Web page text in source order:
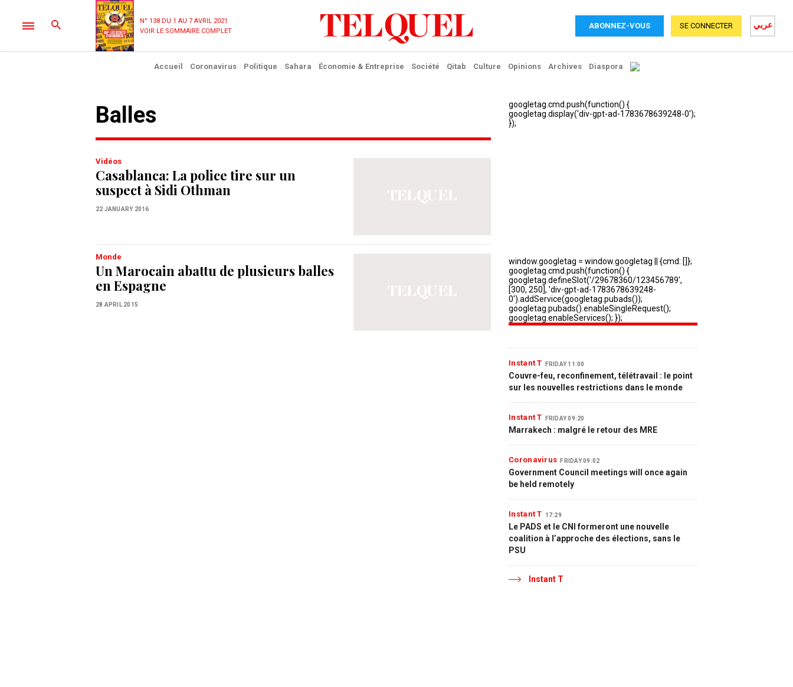
N° 138 DU 1 AU 7 AVRIL 2021
VOIR LE SOMMAIRE COMPLET
ABONNEZ-VOUS عربي SE CONNECTER
Accueil Coronavirus Politique Sahara Économie & Entreprise Société Qitab Culture Opinions Archives Diaspora
Balles
Vidéos
Casablanca: La police tire sur un
suspect à Sidi Othman
22 JANUARY 2016
Monde
Un Marocain abattu de plusieurs balles
en Espagne
28 APRIL 2015
Instant T FRIDAY 11:00
Couvre-feu, reconfinement, télétravail : le point
sur les nouvelles restrictions dans le monde
Instant T FRIDAY 09:20
Marrakech : malgré le retour des MRE
Coronavirus FRIDAY 09:02
Government Council meetings will once again
be held remotely
Instant T 17:29
Le PADS et le CNI formeront une nouvelle
coalition à l’approche des élections, sans le
PSU
Instant T